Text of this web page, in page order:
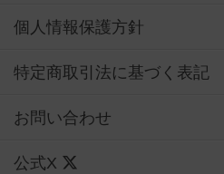
個人情報保護方針
特定商取引法に基づく表記
お問い合わせ
公式X